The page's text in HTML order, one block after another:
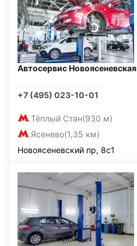
Автосервис Новоясеневская
+7 (495) 023-10-01
Тёплый Стан(930 м)
Ясенево(1,35 км)
Новоясеневский пр, 8с1